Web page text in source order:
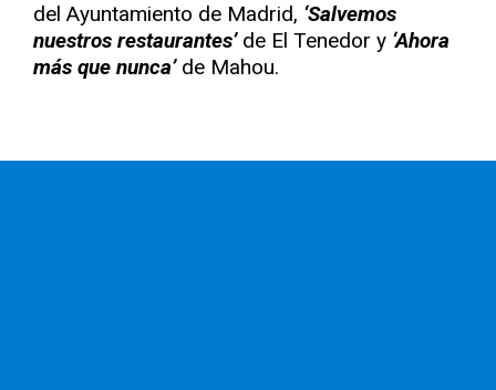
del Ayuntamiento de Madrid, ‘Salvemos
nuestros restaurantes’ de El Tenedor y ‘Ahora
más que nunca’ de Mahou.